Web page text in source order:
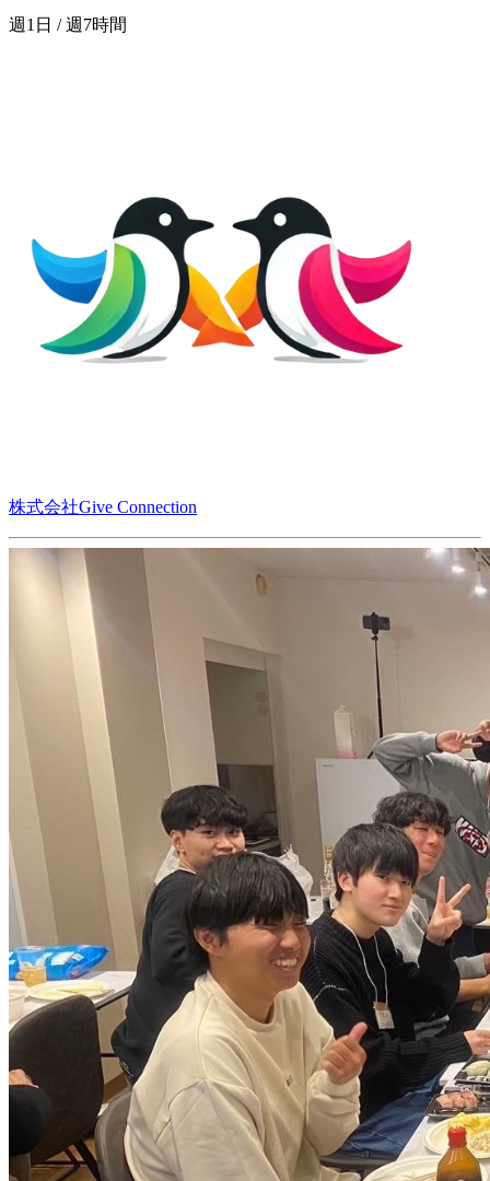
週1日 / 週7時間
株式会社Give Connection